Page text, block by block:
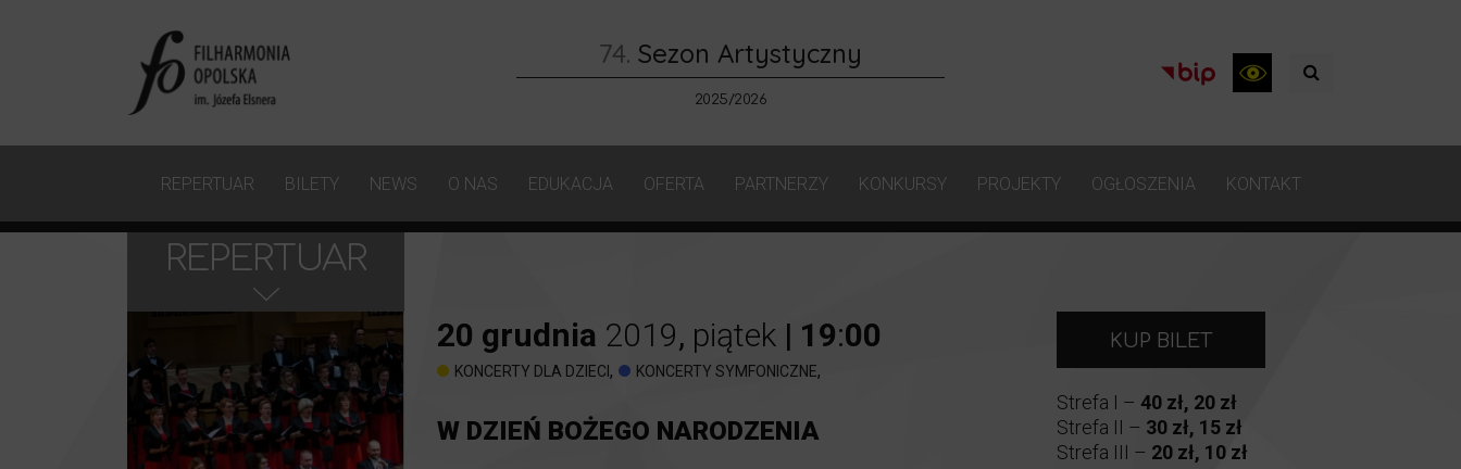
74. Sezon Artystyczny
2025/2026
REPERTUAR BILETY NEWS O NAS EDUKACJA OFERTA PARTNERZY KONKURSY PROJEKTY OGŁOSZENIA KONTAKT
REPERTUAR
20 grudnia 2019, piątek | 19:00
KONCERTY DLA DZIECI , KONCERTY SYMFONICZNE,
W DZIEŃ BOŻEGO NARODZENIA
KUP BILET
Strefa I – 40 zł, 20 zł
Strefa II – 30 zł, 15 zł
Strefa III – 20 zł, 10 zł